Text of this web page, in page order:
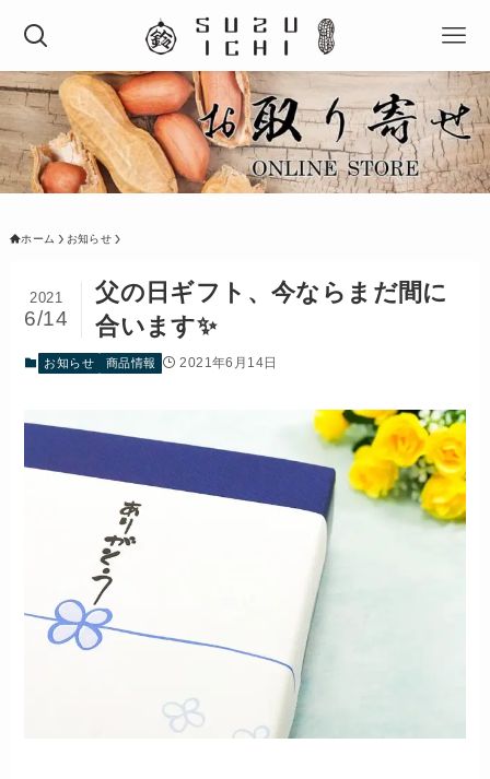
ホーム お知らせ
父の日ギフト、今ならまだ間に
合います✨
2021
6/14
お知らせ 商品情報 2021年6月14日